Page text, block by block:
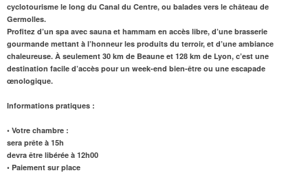
cyclotourisme le long du Canal du Centre, ou balades vers le château de
Germolles.
Profitez d’un spa avec sauna et hammam en accès libre, d’une brasserie
gourmande mettant à l’honneur les produits du terroir, et d’une ambiance
chaleureuse. À seulement 30 km de Beaune et 128 km de Lyon, c’est une
destination facile d’accès pour un week-end bien-être ou une escapade
œnologique.
Informations pratiques :
• Votre chambre :
sera prête à 15h
devra être libérée à 12h00
• Paiement sur place